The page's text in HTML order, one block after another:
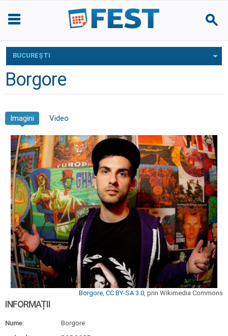
BUCUREŞTI
Borgore
Imagini Video
Borgore, CC BY-SA 3.0, prin Wikimedia Commons
INFORMAȚII
Nume:
Borgore